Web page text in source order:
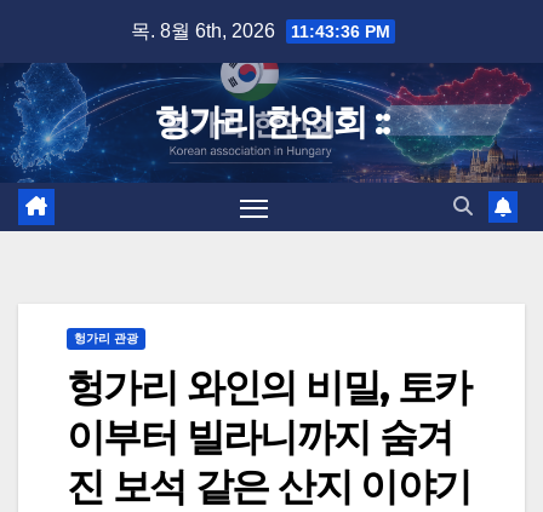
content
목. 8월 6th, 2026 11:43:37 PM
헝가리 한인회 ::
헝가리 관광
헝가리 와인의 비밀, 토카
이부터 빌라니까지 숨겨
진 보석 같은 산지 이야기